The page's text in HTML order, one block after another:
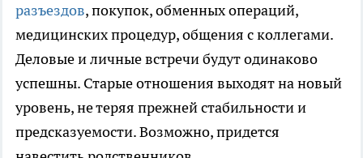
разъездов, покупок, обменных операций,
медицинских процедур, общения с коллегами.
Деловые и личные встречи будут одинаково
успешны. Старые отношения выходят на новый
уровень, не теряя прежней стабильности и
предсказуемости. Возможно, придется